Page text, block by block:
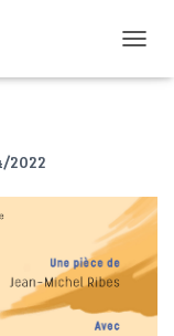
U
F
E
M
R
2022